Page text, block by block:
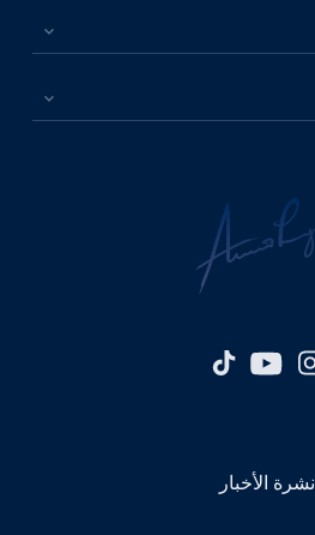
نشرة الأخبار